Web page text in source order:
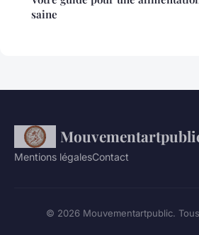
saine
Mentions légalesContact
© 2026 Mouvementartpublic.